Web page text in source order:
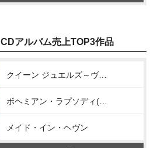
CDアルバム売上TOP3作品
クイーン ジュエルズ～ヴェリー・ベスト・オブ・クイーン～
メイド・イン・ヘヴン